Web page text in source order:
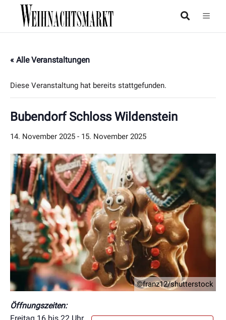
« Alle Veranstaltungen
Diese Veranstaltung hat bereits stattgefunden.
Bubendorf Schloss Wildenstein
14. November 2025 - 15. November 2025
©franz12/shutterstock
Öffnungszeiten: